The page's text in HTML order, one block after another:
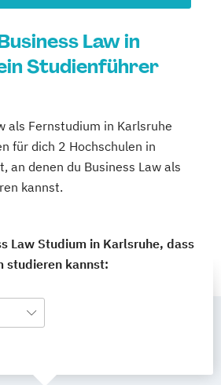
Law in
Studienführer
als Fernstudium in Karlsruhe
für dich 2 Hochschulen in
an denen du Business Law als
kannst.
Law Studium in Karlsruhe, dass
studieren kannst: